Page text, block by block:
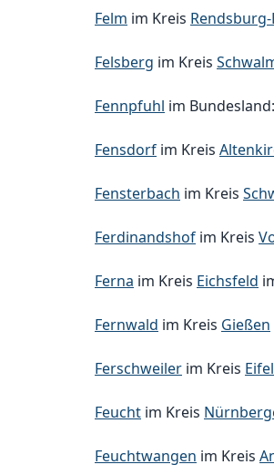
Felm im Kreis
Felsberg im Kreis
Fennpfuhl im Bundesland:
Fensdorf im Kreis
Fensterbach im Kreis
Ferdinandshof im Kreis
Ferna im Kreis Eichsfeld
Fernwald im Kreis Gießen
Ferschweiler im Kreis
Feucht im Kreis
Feuchtwangen im Kreis